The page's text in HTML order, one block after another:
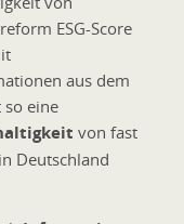
ESG-Score
aus dem
eine
von fast
Deutschland